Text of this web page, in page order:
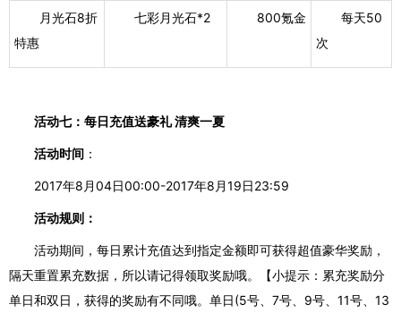
月光石8折
特惠
七彩月光石*2 800氪金
每天50
次
活动七：每日充值送豪礼清爽一夏
活动时间 ：
2017年8月04日00:00-2017年8月19日23:59
活动规则：
活动期间，每日累计充值达到指定金额即可获得超值豪华奖励，
隔天重置累充数据，所以请记得领取奖励哦。
【小提示：累充奖励分
单日和双日，获得的奖励有不同哦。 单日(5号、7号、9号、11号、13